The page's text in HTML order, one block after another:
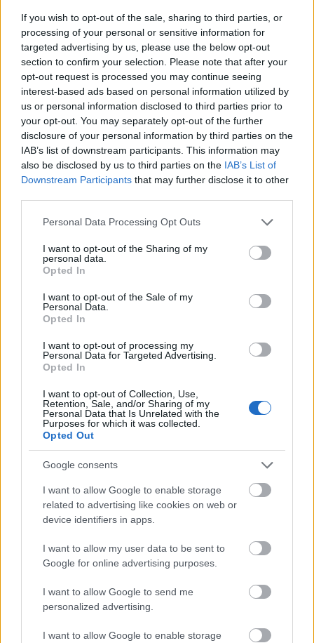
If you wish to opt-out of the sale, sharing to third parties, or
processing of your personal or sensitive information for
targeted advertising by us, please use the below opt-out
section to confirm your selection. Please note that after your
opt-out request is processed you may continue seeing
interest-based ads based on personal information utilized by
us or personal information disclosed to third parties prior to
your opt-out. You may separately opt-out of the further
disclosure of your personal information by third parties on the
IAB’s list of downstream participants. This information may
also be disclosed by us to third parties on the IAB’s List of
Downstream Participants that may further disclose it to other
Please note that this website/app uses one or more Google
not limited to your visit or usage behaviour. You may click to
grant or deny consent to Google and its third-party tags to
use your data for below specified purposes in below Google
consent section.
Personal Data Processing Opt Outs
I want to opt-out of the Sharing of my
personal data.
Opted In
I want to opt-out of the Sale of my
Personal Data.
Opted In
I want to opt-out of processing my
Personal Data for Targeted Advertising.
Opted In
I want to opt-out of Collection, Use,
Retention, Sale, and/or Sharing of my
Personal Data that Is Unrelated with the
Purposes for which it was collected.
Opted Out
Google consents
I want to allow Google to enable storage
related to advertising like cookies on web or
device identifiers in apps.
I want to allow my user data to be sent to
Google for online advertising purposes.
I want to allow Google to send me
personalized advertising.
I want to allow Google to enable storage
πραγματικότητα πρόκειται για καμουφλαρισμένες
προσβολές. Αν έχεις εξηγήσει πως ένα
συγκεκριμένο «αστείο» σε κάνει να νιώθεις
αμήχανα, ή σε προσβάλλει και συνεχίζει να
επαναλαμβάνεται, είναι περισσότερο ένα ξεκάθαρο
δείγμα πως δεν σε σέβεται.